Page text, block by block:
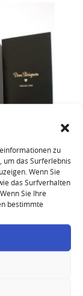
zu
um das Surferlebnis
Wenn Sie
das Surfverhalten
Sie Ihre
bestimmte